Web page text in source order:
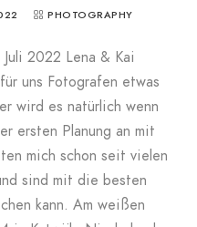
PHOTOGRAPHY
2022 Lena & Kai
uns Fotografen etwas
wird es natürlich wenn
ersten Planung an mit
mich schon seit vielen
sind mit die besten
kann. Am weißen